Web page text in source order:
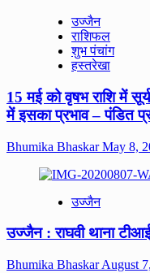
उज्जैन
राशिफल
शुभ पंचांग
हस्तरेखा
15 मई को वृषभ राशि में
में इसका प्रभाव – पंडित
Bhumika BhaskarMay 8,
उज्जैन
उज्जैन : राघवी थाना
Bhumika BhaskarAugust